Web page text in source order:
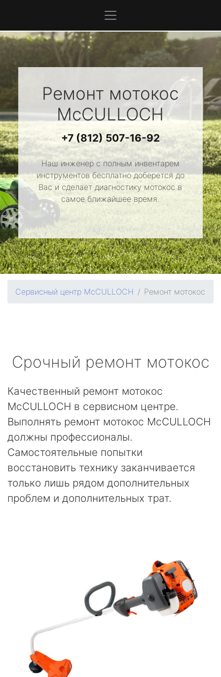
Ремонт мотокос
McCULLOCH
+7 (812) 507-16-92
Наш инженер с полным инвентарем
инструментов бесплатно доберется до
Вас и сделает диагностику мотокос в
самое ближайшее время.
Сервисный центр McCULLOCH Ремонт мотокос
Срочный ремонт мотокос
Качественный ремонт мотокос
McCULLOCH в сервисном центре.
Выполнять ремонт мотокос McCULLOCH
должны профессионалы.
Самостоятельные попытки
восстановить технику заканчивается
только лишь рядом дополнительных
проблем и дополнительных трат.